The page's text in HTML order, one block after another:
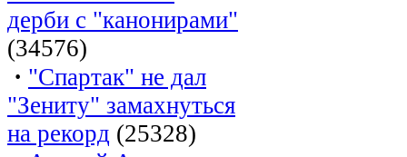
дерби с "канонирами"
(34576)
· "Спартак" не дал
"Зениту" замахнуться
на рекорд (25328)